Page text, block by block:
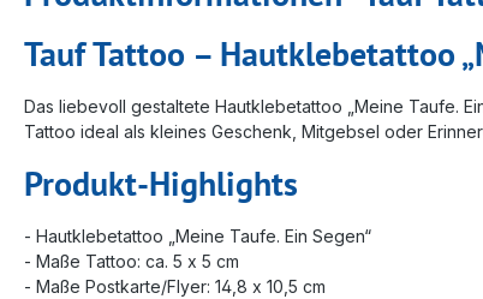
Tauf Tattoo – Hautklebetattoo
Das liebevoll gestaltete Hautklebetattoo „Meine Taufe.
Tattoo ideal als kleines Geschenk, Mitgebsel oder
Produkt-Highlights
- Hautklebetattoo „Meine Taufe. Ein Segen“
- Maße Tattoo: ca. 5 x 5 cm
- Maße Postkarte/Flyer: 14,8 x 10,5 cm